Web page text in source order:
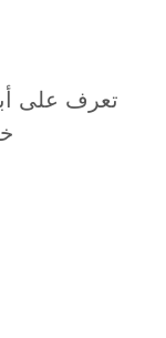
تعرف على